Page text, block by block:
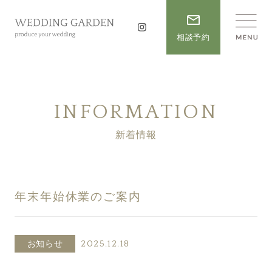
相談予約
INFORMATION
新着情報
年末年始休業のご案内
お知らせ 2025.12.18